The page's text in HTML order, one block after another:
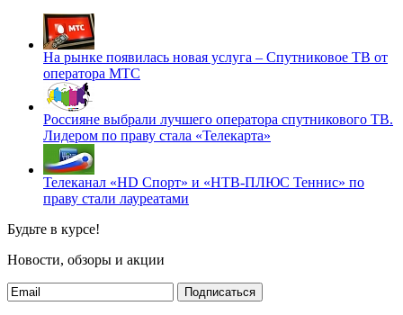
На рынке появилась новая услуга – Спутниковое ТВ от
оператора МТС
Россияне выбрали лучшего оператора спутникового ТВ.
Лидером по праву стала «Телекарта»
Телеканал «HD Спорт» и «НТВ-ПЛЮС Теннис» по
праву стали лауреатами
Будьте в курсе!
Новости, обзоры и акции
Подписаться